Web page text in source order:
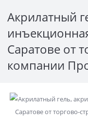
Акрилатный
Саратове от
компании